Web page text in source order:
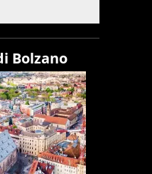
Bolzano